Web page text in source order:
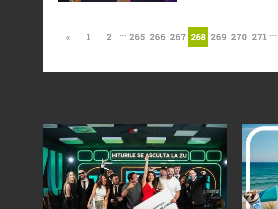
« 1 2 ... 265 266 267 268 269 270 271 ...